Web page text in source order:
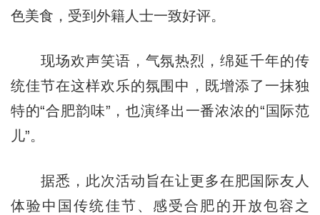
色美食，受到外籍人士一致好评。
现场欢声笑语，气氛热烈，绵延千年的传
统佳节在这样欢乐的氛围中，既增添了一抹独
特的“合肥韵味”，也演绎出一番浓浓的“国际范
儿”。
据悉，此次活动旨在让更多在肥国际友人
体验中国传统佳节、感受合肥的开放包容之